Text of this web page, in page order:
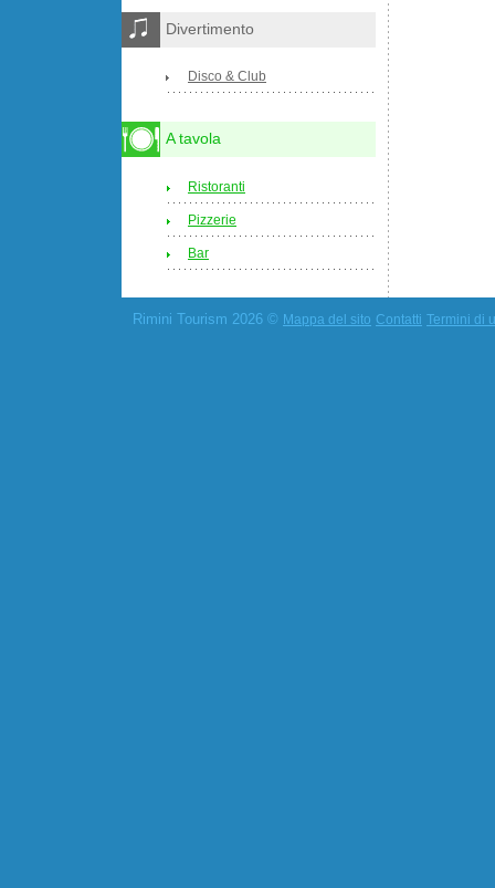
Divertimento
Disco & Club
A tavola
Ristoranti
Pizzerie
Bar
Rimini Tourism 2026 © Mappa del sito Contatti Termini di